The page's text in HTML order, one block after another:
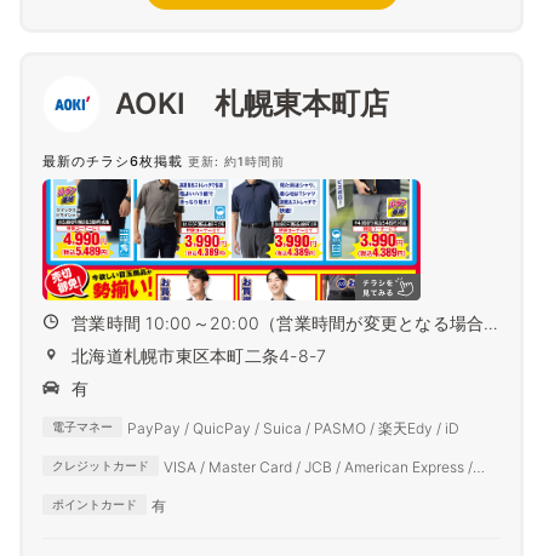
AOKI 札幌東本町店
最新のチラシ6枚掲載 更新: 約1時間前
営業時間 10:00～20:00（営業時間が変更となる場合
がござ...
北海道札幌市東区本町二条4-8-7
有
電子マネー PayPay / QuicPay / Suica / PASMO / 楽天Edy / iD
クレジットカード
VISA / Master Card / JCB / American Express /
ポイントカード 有